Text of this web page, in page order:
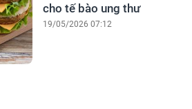
cho tế bào ung thư
19/05/2026 07:12